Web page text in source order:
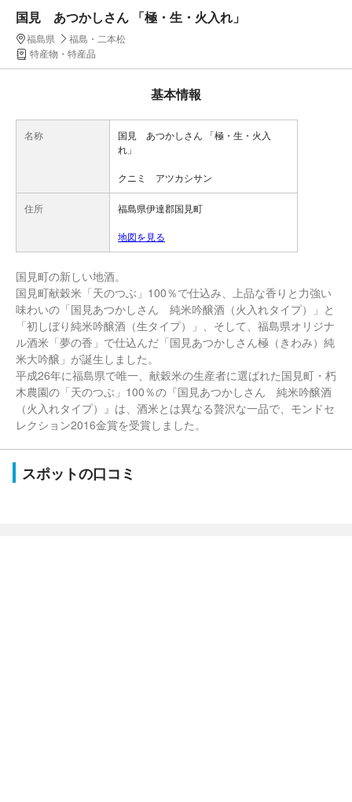
国見 あつかしさん 「極・生・火入れ」
福島県
福島・二本松
特産物・特産品
基本情報
名称
国見 あつかしさん 「極・生・火入
れ」
クニミ アツカシサン
住所 福島県伊達郡国見町
地図を見る
国見町の新しい地酒。
国見町献穀米「天のつぶ」100％で仕込み、上品な香りと力強い
味わいの「国見あつかしさん 純米吟醸酒（火入れタイプ）」と
「初しぼり純米吟醸酒（生タイプ）」、そして、福島県オリジナ
ル酒米「夢の香」で仕込んだ「国見あつかしさん極（きわみ）純
米大吟醸」が誕生しました。
平成26年に福島県で唯一、献穀米の生産者に選ばれた国見町・朽
木農園の「天のつぶ」100％の『国見あつかしさん 純米吟醸酒
（火入れタイプ）』は、酒米とは異なる贅沢な一品で、モンドセ
レクション2016金賞を受賞しました。
スポットの口コミ